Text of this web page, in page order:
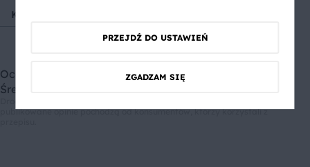
Kuchnie świata
Oceń przepis
Średnia ocen: 5, Liczba ocen: 1
publikowane opinie pochodzą od konsumentów, którzy korzystali z
PRZEJDŹ DO USTAWIEŃ
ZGADZAM SIĘ